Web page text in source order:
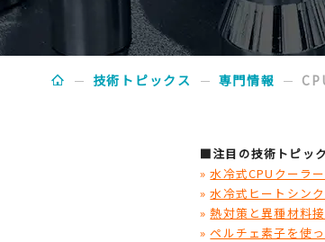
技術トピックス 専門情報
■注目の技術トピッ
»水冷式CPUクーラ
»水冷式ヒートシン
»熱対策と異種材料
»ペルチェ素子を使